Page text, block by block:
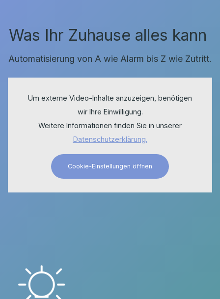
Was Ihr Zuhause alles kann
Automatisierung von A wie Alarm bis Z wie Zutritt.
Um externe Video-Inhalte anzuzeigen, benötigen
wir Ihre Einwilligung.
Weitere Informationen finden Sie in unserer
Datenschutzerklärung.
Cookie-Einstellungen öffnen